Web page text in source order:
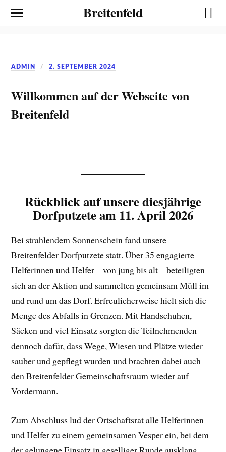
Breitenfeld
ADMIN 2. SEPTEMBER 2024
Willkommen auf der Webseite von
Breitenfeld
Rückblick auf unsere diesjährige
Dorfputzete am 11. April 2026
Bei strahlendem Sonnenschein fand unsere
Breitenfelder Dorfputzete statt. Über 35 engagierte
Helferinnen und Helfer – von jung bis alt – beteiligten
sich an der Aktion und sammelten gemeinsam Müll im
und rund um das Dorf. Erfreulicherweise hielt sich die
Menge des Abfalls in Grenzen. Mit Handschuhen,
Säcken und viel Einsatz sorgten die Teilnehmenden
dennoch dafür, dass Wege, Wiesen und Plätze wieder
sauber und gepflegt wurden und brachten dabei auch
den Breitenfelder Gemeinschaftsraum wieder auf
Vordermann.
Zum Abschluss lud der Ortschaftsrat alle Helferinnen
und Helfer zu einem gemeinsamen Vesper ein, bei dem